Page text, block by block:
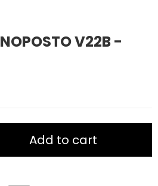
V22B -
Add to cart